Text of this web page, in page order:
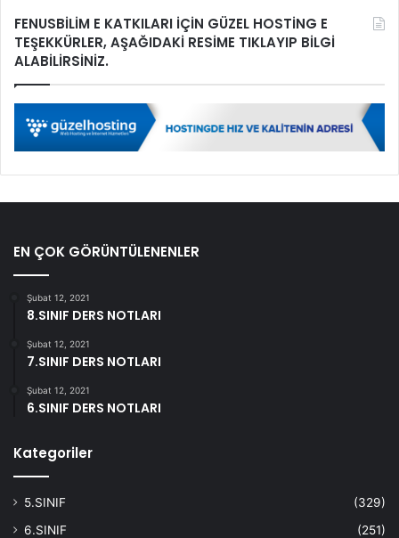
FENUSBİLİM E KATKILARI İÇİN GÜZEL HOSTİNG E
TEŞEKKÜRLER, AŞAĞIDAKİ RESİME TIKLAYIP BİLGİ
ALABİLİRSİNİZ.
EN ÇOK GÖRÜNTÜLENENLER
Şubat 12, 2021
8.SINIF DERS NOTLARI
Şubat 12, 2021
7.SINIF DERS NOTLARI
Şubat 12, 2021
6.SINIF DERS NOTLARI
Kategoriler
5.SINIF
(329)
6.SINIF
(251)